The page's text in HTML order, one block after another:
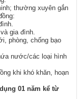
thường xuyên gắn
gia đình.
phòng, chống bạo
nước/các loại hình
khi khó khăn, hoạn
01 năm kể từ